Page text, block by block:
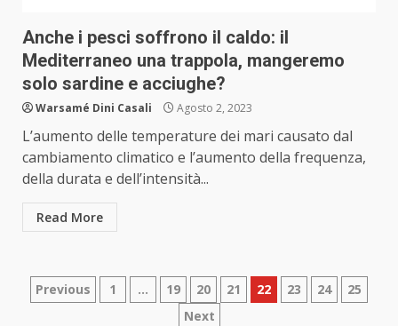
Anche i pesci soffrono il caldo: il
Mediterraneo una trappola, mangeremo
solo sardine e acciughe?
Warsamé Dini Casali Agosto 2, 2023
L’aumento delle temperature dei mari causato dal
cambiamento climatico e l’aumento della frequenza,
della durata e dell’intensità...
Read More
Paginazione
Previous 1 … 19 20 21 22 23 24
25
Next